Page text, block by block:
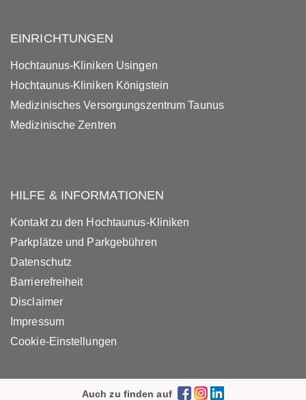
EINRICHTUNGEN
Hochtaunus-Kliniken Usingen
Hochtaunus-Kliniken Königstein
Medizinisches Versorgungszentrum Taunus
Medizinische Zentren
HILFE & INFORMATIONEN
Kontakt zu den Hochtaunus-Kliniken
Parkplätze und Parkgebühren
Datenschutz
Barrierefreiheit
Disclaimer
Impressum
Cookie-Einstellungen
Auch zu finden auf